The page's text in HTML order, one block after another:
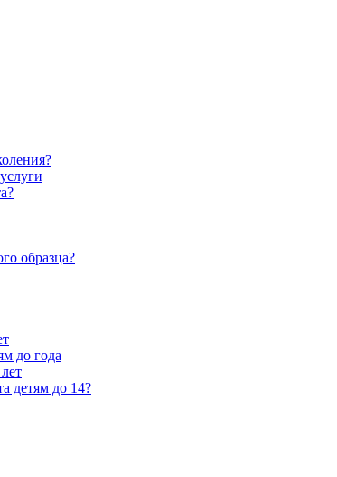
образца?
до года
детям до 14?